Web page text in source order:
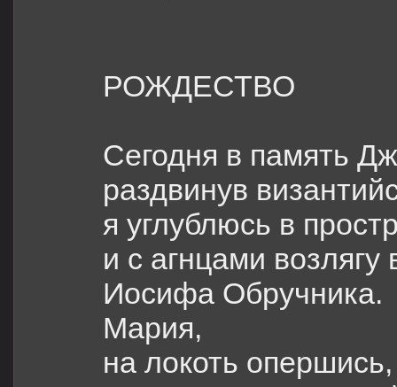
РОЖДЕСТВО
Сегодня в память
раздвинув
я углублюсь в
и с агнцами возлягу
Иосифа Обручника.
Мария,
на локоть